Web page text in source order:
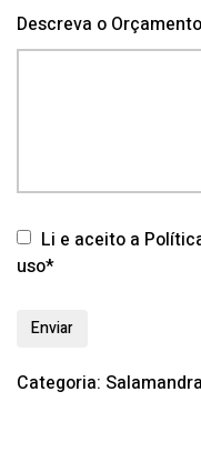
Descreva o
Li e aceito a
uso*
Categoria: